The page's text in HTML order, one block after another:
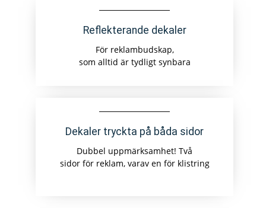
Reflekterande dekaler
För reklambudskap,
som alltid är tydligt synbara
Dekaler tryckta på båda sidor
Dubbel uppmärksamhet! Två
sidor för reklam, varav en för klistring